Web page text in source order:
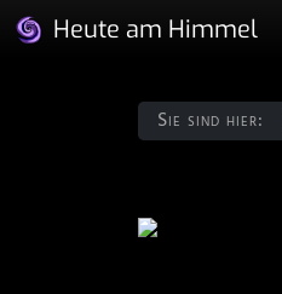
Heute am Himmel
Sie sind hier: